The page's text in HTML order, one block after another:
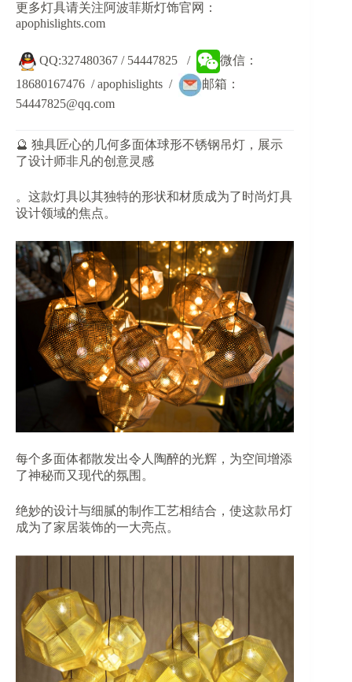
更多灯具请关注阿波菲斯灯饰官网：
apophislights.com
QQ:327480367 / 54447825 /
微信：
18680167476 / apophislights /
邮箱：
54447825@qq.com
🔮 独具匠心的几何多面体球形不锈钢吊灯，展示
了设计师非凡的创意灵感
。这款灯具以其独特的形状和材质成为了时尚灯具
设计领域的焦点。
每个多面体都散发出令人陶醉的光辉，为空间增添
了神秘而又现代的氛围。
绝妙的设计与细腻的制作工艺相结合，使这款吊灯
成为了家居装饰的一大亮点。